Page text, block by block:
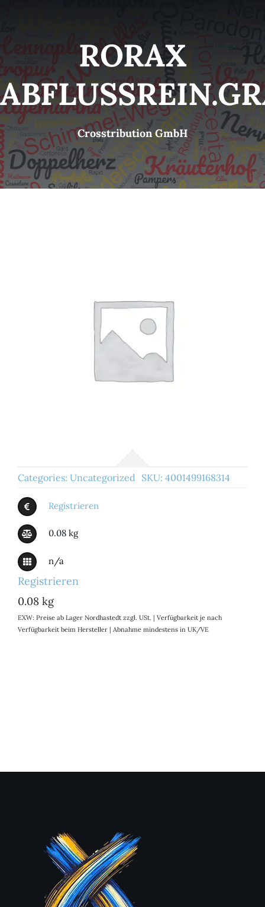
Brands
B2B-Shop
Kontakt
RORAX
Crosstribution GmbH
Categories: Uncategorized SKU: 4001499168314
Registrieren
0.08 kg
n/a
Registrieren
0.08 kg
EXW: Preise ab Lager Nordhastedt zzgl. USt. | Verfügbarkeit je nach
Verfügbarkeit beim Hersteller | Abnahme mindestens in UK/VE